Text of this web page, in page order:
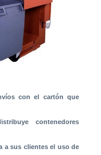
con el cartón que
contenedores
a sus clientes el uso de